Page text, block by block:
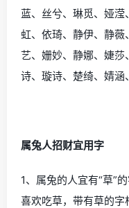
蓝、丝兮、琳觅、娅
虹、依琦、静伊、静
艺、姗妙、静娜、婕
诗、璇诗、楚绮、婧涵
属兔人招财宜用字
1、属兔的人宜有“草”
喜欢吃草，带有草的字